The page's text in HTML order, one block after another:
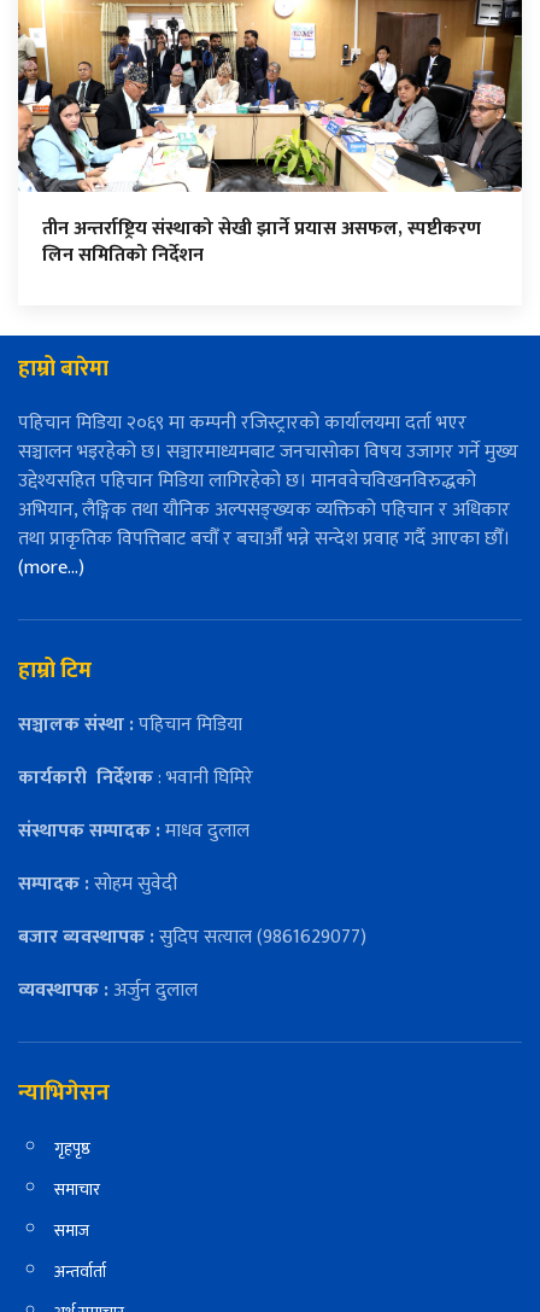
तीन अन्तर्राष्ट्रिय संस्थाको सेखी झार्ने प्रयास असफल, स्पष्टीकरण
लिन समितिको निर्देशन
हाम्रो बारेमा
पहिचान मिडिया २०६९ मा कम्पनी रजिस्ट्रारको कार्यालयमा दर्ता भएर
सञ्चालन भइरहेको छ। सञ्चारमाध्यमबाट जनचासोका विषय उजागर गर्ने मुख्य
उद्देश्यसहित पहिचान मिडिया लागिरहेको छ। मानववेचविखनविरुद्धको
अभियान, लैङ्गिक तथा यौनिक अल्पसङ्ख्यक व्यक्तिको पहिचान र अधिकार
तथा प्राकृतिक विपत्तिबाट बचौँ र बचाऔँ भन्ने सन्देश प्रवाह गर्दै आएका छौँ।
(more…)
हाम्रो टिम
सञ्चालक संस्था :पहिचान मिडिया
कार्यकारी निर्देशक: भवानी घिमिरे
संस्थापक सम्पादक :माधव दुलाल
सम्पादक :सोहम सुवेदी
बजार ब्यवस्थापक :सुदिप सत्याल (9861629077)
व्यवस्थापक :अर्जुन दुलाल
न्याभिगेसन
गृहपृष्ठ
समाचार
समाज
अन्तर्वार्ता